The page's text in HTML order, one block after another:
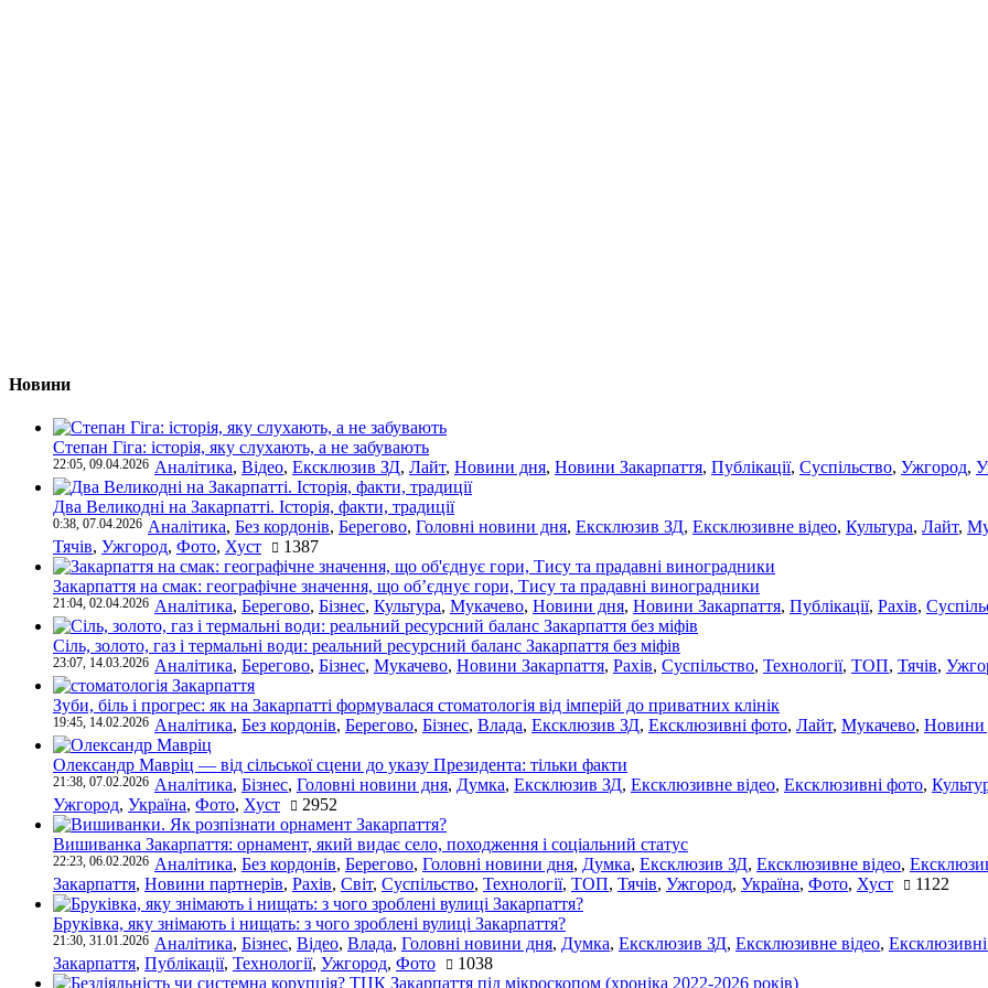
Новини
Степан Гіга: історія, яку слухають, а не забувають
22:05, 09.04.2026 Аналітика, Відео, Ексклюзив ЗД, Лайт, Новини дня, Новини Закарпаття, Публікації, Суспільство, Ужгород,
Два Великодні на Закарпатті. Історія, факти, традиції
0:38, 07.04.2026 Аналітика, Без кордонів, Берегово, Головні новини дня, Ексклюзив ЗД, Ексклюзивне відео, Культура, Лайт,
Тячів, Ужгород, Фото, Хуст 1387
Закарпаття на смак: географічне значення, що об’єднує гори, Тису та прадавні виноградники
21:04, 02.04.2026 Аналітика, Берегово, Бізнес, Культура, Мукачево, Новини дня, Новини Закарпаття, Публікації, Рахів,
Сіль, золото, газ і термальні води: реальний ресурсний баланс Закарпаття без міфів
23:07, 14.03.2026 Аналітика, Берегово, Бізнес, Мукачево, Новини Закарпаття, Рахів, Суспільство, Технології, ТОП, Тячів,
Зуби, біль і прогрес: як на Закарпатті формувалася стоматологія від імперій до приватних клінік
19:45, 14.02.2026 Аналітика, Без кордонів, Берегово, Бізнес, Влада, Ексклюзив ЗД, Ексклюзивні фото, Лайт, Мукачево, Новини
Олександр Мавріц — від сільської сцени до указу Президента: тільки факти
21:38, 07.02.2026 Аналітика, Бізнес, Головні новини дня, Думка, Ексклюзив ЗД, Ексклюзивне відео, Ексклюзивні фото,
Ужгород, Україна, Фото, Хуст 2952
Вишиванка Закарпаття: орнамент, який видає село, походження і соціальний статус
22:23, 06.02.2026 Аналітика, Без кордонів, Берегово, Головні новини дня, Думка, Ексклюзив ЗД, Ексклюзивне відео,
Закарпаття, Новини партнерів, Рахів, Світ, Суспільство, Технології, ТОП, Тячів, Ужгород, Україна, Фото, Хуст 1122
Бруківка, яку знімають і нищать: з чого зроблені вулиці Закарпаття?
21:30, 31.01.2026 Аналітика, Бізнес, Відео, Влада, Головні новини дня, Думка, Ексклюзив ЗД, Ексклюзивне відео,
Закарпаття, Публікації, Технології, Ужгород, Фото 1038